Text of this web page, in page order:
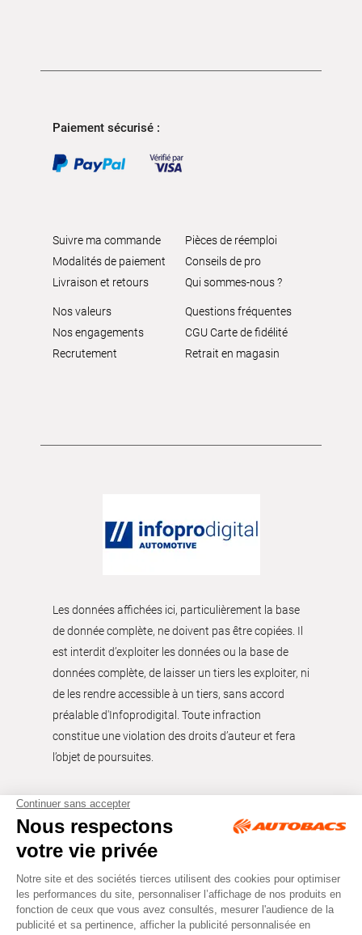
Paiement sécurisé :
Suivre ma commande
Modalités de paiement
Livraison et retours
Pièces de réemploi
Conseils de pro
Qui sommes-nous ?
Nos valeurs
Nos engagements
Recrutement
Questions fréquentes
CGU Carte de fidélité
Retrait en magasin
Les données affichées ici, particulièrement la base
de donnée complète, ne doivent pas être copiées. Il
est interdit d’exploiter les données ou la base de
données complète, de laisser un tiers les exploiter, ni
de les rendre accessible à un tiers, sans accord
préalable d'Infoprodigital. Toute infraction
constitue une violation des droits d’auteur et fera
l’objet de poursuites.
Tous droits réservés © Autobacs